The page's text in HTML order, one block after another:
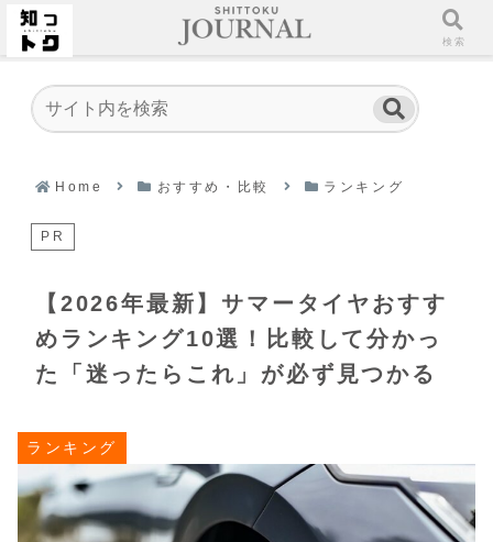
Home おすすめ・比較 ランキング
PR
【2026年最新】サマータイヤおすす
めランキング10選！比較して分かっ
た「迷ったらこれ」が必ず見つかる
ランキング
ホーム 検索